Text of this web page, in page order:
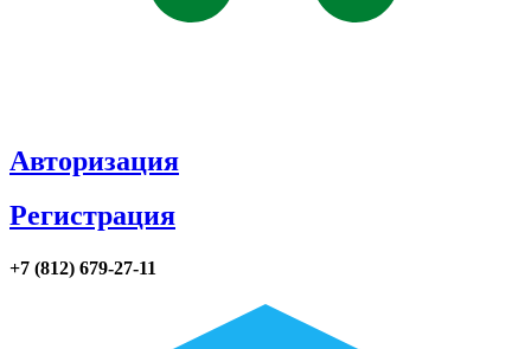
Авторизация
Регистрация
+7 (812) 679-27-11